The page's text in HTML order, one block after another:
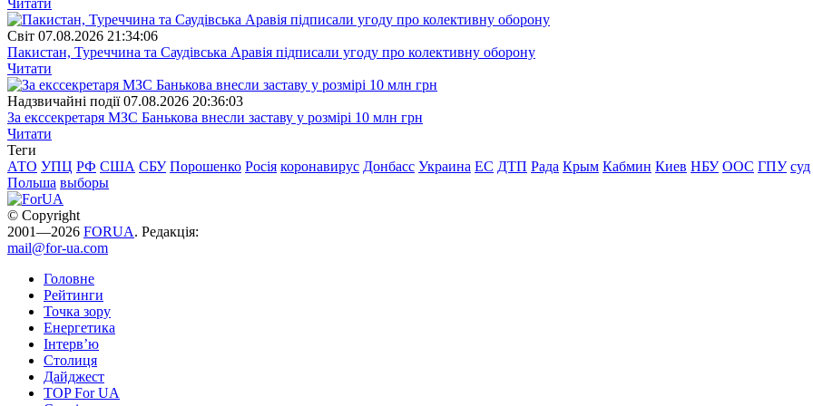
Свiт 07.08.2026 21:34:06
Пакистан, Туреччина та Саудівська Аравія підписали угоду про колективну оборону
Читати
Надзвичайні події 07.08.2026 20:36:03
За екссекретаря МЗС Банькова внесли заставу у розмірі 10 млн грн
Читати
Теги
АТО УПЦ РФ США СБУ Порошенко Росія коронавирус Донбасс Украина ЕС ДТП Рада Крым Кабмин Киев НБУ ООС ГПУ суд
Польша выборы
© Copyright
2001—2026 FORUA. Редакція:
mail@for-ua.com
Головне
Рейтинги
Точка зору
Енергетика
Інтерв’ю
Столиця
Дайджест
TOP For UA